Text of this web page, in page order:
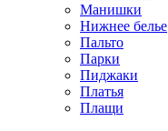
Манишки
Нижнее белье
Пальто
Парки
Пиджаки
Платья
Плащи